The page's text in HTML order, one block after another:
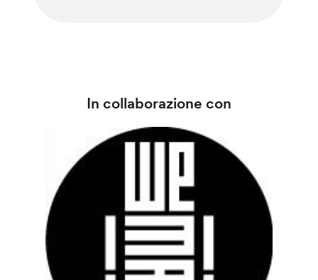
In collaborazione con